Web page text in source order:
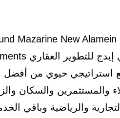
حيوي من أفضل
والمستثمرين والسكان
والرياضية وباقي